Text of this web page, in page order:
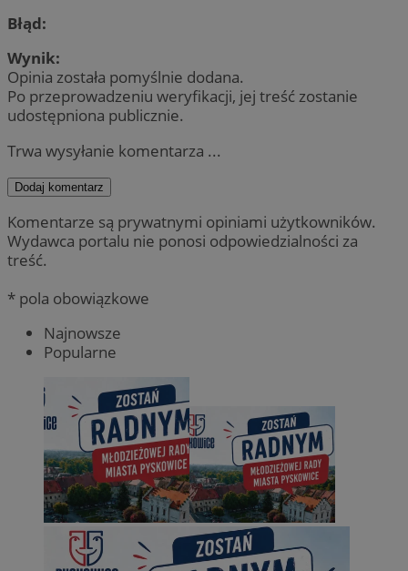
Błąd:
Wynik:
Opinia została pomyślnie dodana.
Po przeprowadzeniu weryfikacji, jej treść zostanie
udostępniona publicznie.
Trwa wysyłanie komentarza ...
Dodaj komentarz
Komentarze są prywatnymi opiniami użytkowników.
Wydawca portalu nie ponosi odpowiedzialności za
treść.
* pola obowiązkowe
Najnowsze
Popularne